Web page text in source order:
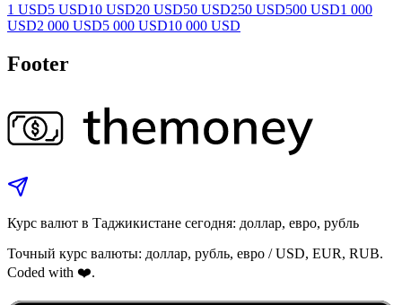
1 USD5 USD10 USD20 USD50 USD250 USD500 USD1 000
USD2 000 USD5 000 USD10 000 USD
Footer
Курс валют в Таджикистане сегодня: доллар, евро, рубль
Точный курс валюты: доллар, рубль, евро / USD, EUR, RUB.
Coded with ❤️.